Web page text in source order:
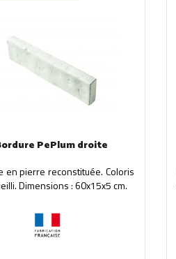
PePlum droite
en pierre reconstituée. Coloris
Dimensions : 60x15x5 cm.